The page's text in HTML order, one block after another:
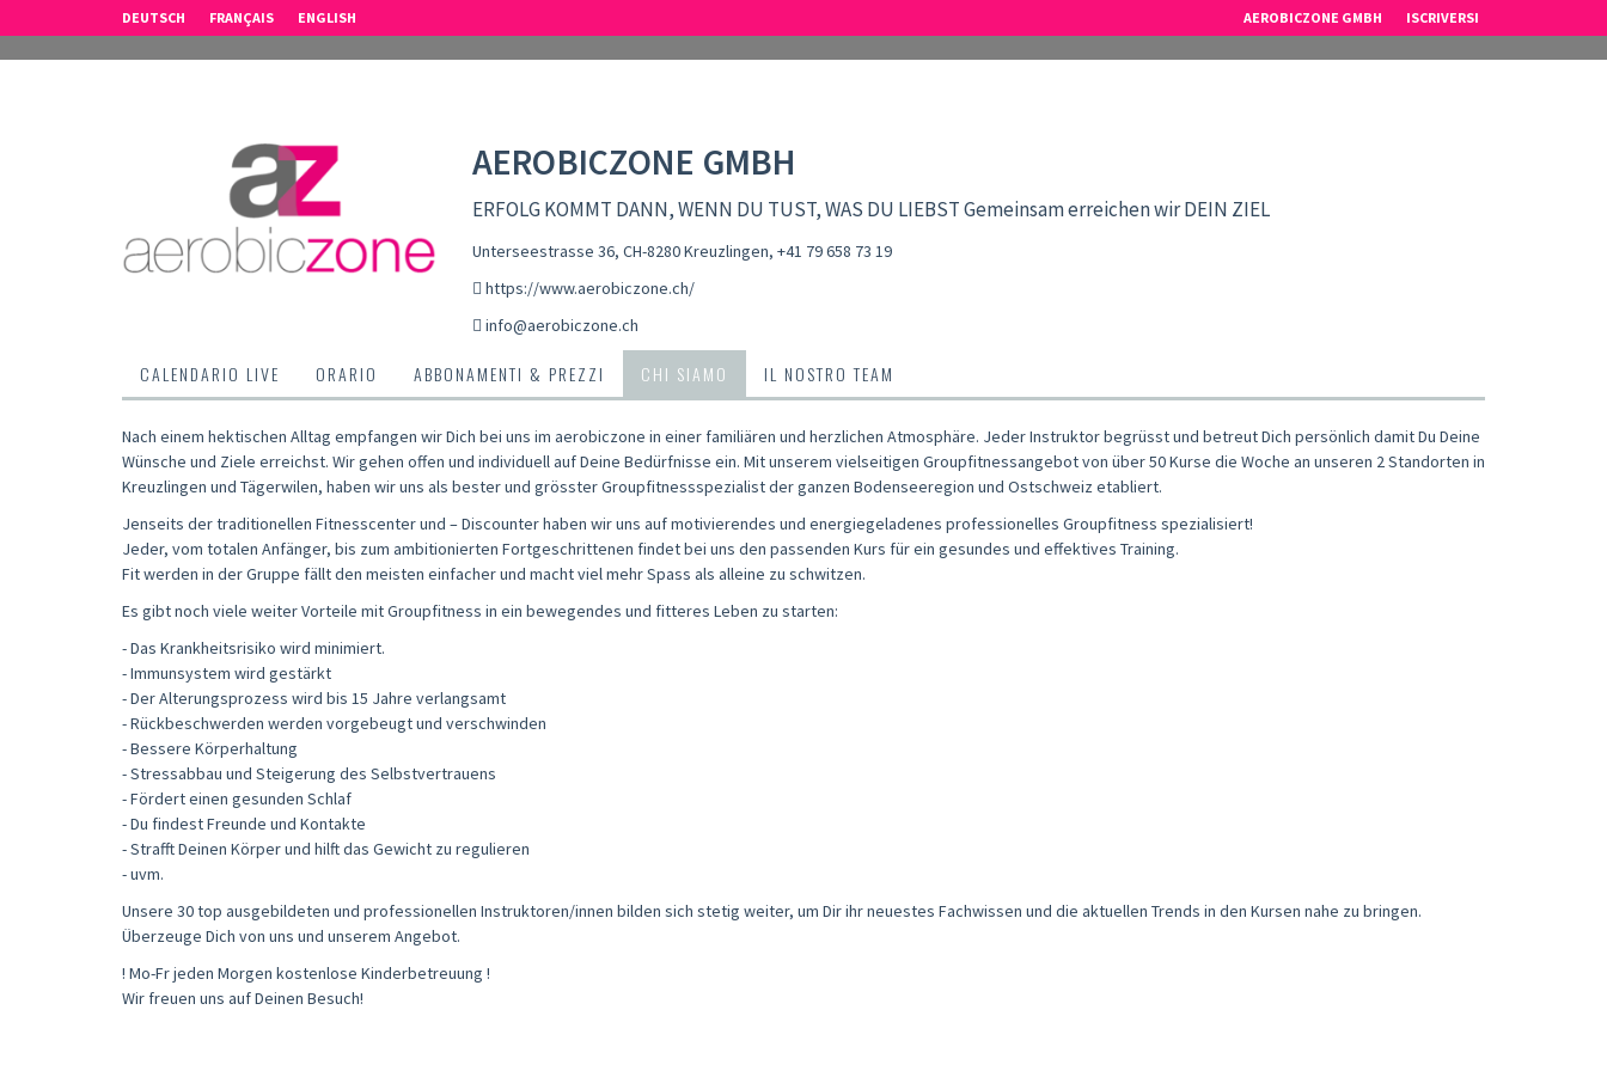
DEUTSCH FRANÇAIS ENGLISH AEROBICZONE GMBH ISCRIVERSI
AEROBICZONE GMBH
ERFOLG KOMMT DANN, WENN DU TUST, WAS DU LIEBST Gemeinsam erreichen wir DEIN ZIEL
Unterseestrasse 36, CH-8280 Kreuzlingen, +41 79 658 73 19
https://www.aerobiczone.ch/
info@aerobiczone.ch
CALENDARIO LIVE ORARIO ABBONAMENTI & PREZZI CHI SIAMO IL NOSTRO TEAM
Nach einem hektischen Alltag empfangen wir Dich bei uns im aerobiczone in einer familiären und herzlichen Atmosphäre. Jeder Instruktor begrüsst und betreut Dich persönlich damit Du Deine
Wünsche und Ziele erreichst. Wir gehen offen und individuell auf Deine Bedürfnisse ein. Mit unserem vielseitigen Groupfitnessangebot von über 50 Kurse die Woche an unseren 2 Standorten in
Kreuzlingen und Tägerwilen, haben wir uns als bester und grösster Groupfitnessspezialist der ganzen Bodenseeregion und Ostschweiz etabliert.
Jenseits der traditionellen Fitnesscenter und – Discounter haben wir uns auf motivierendes und energiegeladenes professionelles Groupfitness spezialisiert!
Jeder, vom totalen Anfänger, bis zum ambitionierten Fortgeschrittenen findet bei uns den passenden Kurs für ein gesundes und effektives Training.
Fit werden in der Gruppe fällt den meisten einfacher und macht viel mehr Spass als alleine zu schwitzen.
Es gibt noch viele weiter Vorteile mit Groupfitness in ein bewegendes und fitteres Leben zu starten:
- Das Krankheitsrisiko wird minimiert.
- Immunsystem wird gestärkt
- Der Alterungsprozess wird bis 15 Jahre verlangsamt
- Rückbeschwerden werden vorgebeugt und verschwinden
- Bessere Körperhaltung
- Stressabbau und Steigerung des Selbstvertrauens
- Fördert einen gesunden Schlaf
- Du findest Freunde und Kontakte
- Strafft Deinen Körper und hilft das Gewicht zu regulieren
- uvm.
Unsere 30 top ausgebildeten und professionellen Instruktoren/innen bilden sich stetig weiter, um Dir ihr neuestes Fachwissen und die aktuellen Trends in den Kursen nahe zu bringen.
Überzeuge Dich von uns und unserem Angebot.
! Mo-Fr jeden Morgen kostenlose Kinderbetreuung !
Wir freuen uns auf Deinen Besuch!